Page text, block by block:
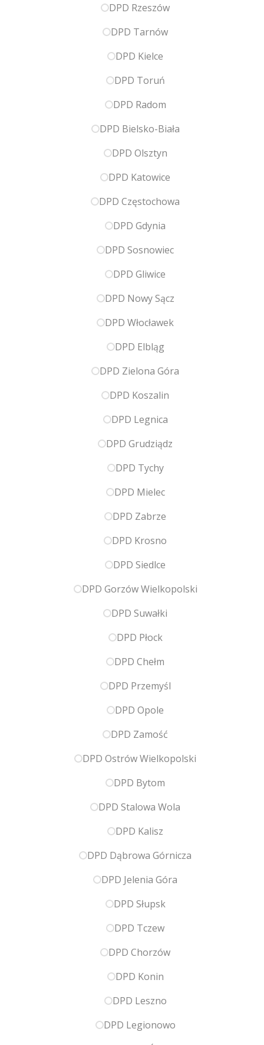
DPD Rzeszów
DPD Tarnów
DPD Kielce
DPD Toruń
DPD Radom
DPD Bielsko-Biała
DPD Olsztyn
DPD Katowice
DPD Częstochowa
DPD Gdynia
DPD Sosnowiec
DPD Gliwice
DPD Nowy Sącz
DPD Włocławek
DPD Elbląg
DPD Zielona Góra
DPD Koszalin
DPD Legnica
DPD Grudziądz
DPD Tychy
DPD Mielec
DPD Zabrze
DPD Krosno
DPD Siedlce
DPD Gorzów Wielkopolski
DPD Suwałki
DPD Płock
DPD Chełm
DPD Przemyśl
DPD Opole
DPD Zamość
DPD Ostrów Wielkopolski
DPD Bytom
DPD Stalowa Wola
DPD Kalisz
DPD Dąbrowa Górnicza
DPD Jelenia Góra
DPD Słupsk
DPD Tczew
DPD Chorzów
DPD Konin
DPD Leszno
DPD Legionowo